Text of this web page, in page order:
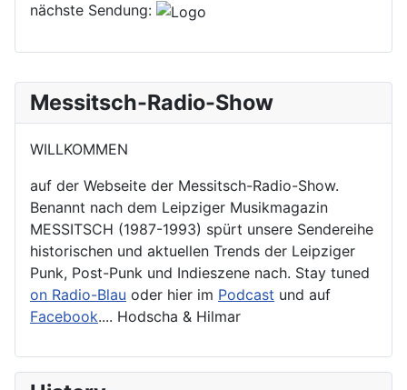
Messitsch-Radio-Show
WILLKOMMEN
auf der Webseite der Messitsch-Radio-Show.
Benannt nach dem Leipziger Musikmagazin
MESSITSCH (1987-1993) spürt unsere Sendereihe
historischen und aktuellen Trends der Leipziger
Punk, Post-Punk und Indieszene nach. Stay tuned
on Radio-Blau oder hier im Podcast und auf
Facebook.... Hodscha & Hilmar
nächste Sendung: